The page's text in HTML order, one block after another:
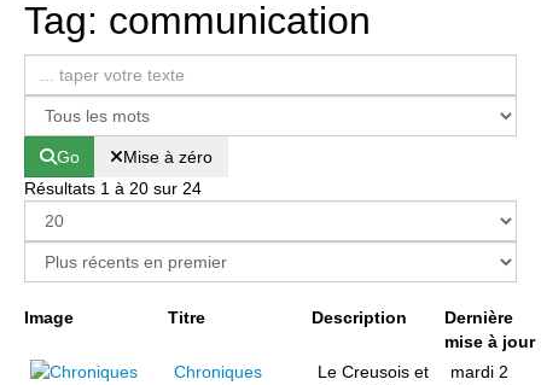
Tag: communication
Go
Mise à zéro
Résultats 1 à 20 sur 24
Image Titre Description
Dernière
mise à jour
Chroniques
Le Creusois et
mardi 2